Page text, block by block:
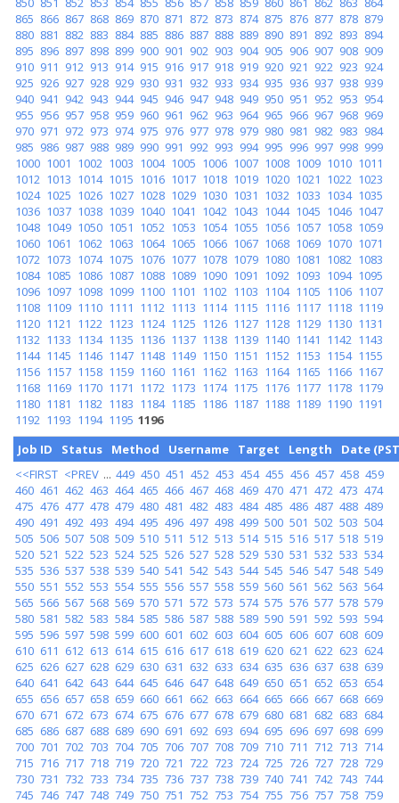
865 866 867 868 869 870 871 872 873 874 875 876 877 878 879
880 881 882 883 884 885 886 887 888 889 890 891 892 893 894
895 896 897 898 899 900 901 902 903 904 905 906 907 908 909
910 911 912 913 914 915 916 917 918 919 920 921 922 923 924
925 926 927 928 929 930 931 932 933 934 935 936 937 938 939
940 941 942 943 944 945 946 947 948 949 950 951 952 953 954
955 956 957 958 959 960 961 962 963 964 965 966 967 968 969
970 971 972 973 974 975 976 977 978 979 980 981 982 983 984
985 986 987 988 989 990 991 992 993 994 995 996 997 998 999
1000 1001 1002 1003 1004 1005 1006 1007 1008 1009 1010 1011
1012 1013 1014 1015 1016 1017 1018 1019 1020 1021 1022 1023
1024 1025 1026 1027 1028 1029 1030 1031 1032 1033 1034 1035
1036 1037 1038 1039 1040 1041 1042 1043 1044 1045 1046 1047
1048 1049 1050 1051 1052 1053 1054 1055 1056 1057 1058 1059
1060 1061 1062 1063 1064 1065 1066 1067 1068 1069 1070 1071
1072 1073 1074 1075 1076 1077 1078 1079 1080 1081 1082 1083
1084 1085 1086 1087 1088 1089 1090 1091 1092 1093 1094 1095
1096 1097 1098 1099 1100 1101 1102 1103 1104 1105 1106 1107
1108 1109 1110 1111 1112 1113 1114 1115 1116 1117 1118 1119
1120 1121 1122 1123 1124 1125 1126 1127 1128 1129 1130 1131
1132 1133 1134 1135 1136 1137 1138 1139 1140 1141 1142 1143
1144 1145 1146 1147 1148 1149 1150 1151 1152 1153 1154 1155
1156 1157 1158 1159 1160 1161 1162 1163 1164 1165 1166 1167
1168 1169 1170 1171 1172 1173 1174 1175 1176 1177 1178 1179
1180 1181 1182 1183 1184 1185 1186 1187 1188 1189 1190 1191
1192 1193 1194 1195 1196
Job ID
Status Method Username Target Length
Date
<<FIRST <PREV ... 449 450 451 452 453 454 455 456 457 458 459
460 461 462 463 464 465 466 467 468 469 470 471 472 473 474
475 476 477 478 479 480 481 482 483 484 485 486 487 488 489
490 491 492 493 494 495 496 497 498 499 500 501 502 503 504
505 506 507 508 509 510 511 512 513 514 515 516 517 518 519
520 521 522 523 524 525 526 527 528 529 530 531 532 533 534
535 536 537 538 539 540 541 542 543 544 545 546 547 548 549
550 551 552 553 554 555 556 557 558 559 560 561 562 563 564
565 566 567 568 569 570 571 572 573 574 575 576 577 578 579
580 581 582 583 584 585 586 587 588 589 590 591 592 593 594
595 596 597 598 599 600 601 602 603 604 605 606 607 608 609
610 611 612 613 614 615 616 617 618 619 620 621 622 623 624
625 626 627 628 629 630 631 632 633 634 635 636 637 638 639
640 641 642 643 644 645 646 647 648 649 650 651 652 653 654
655 656 657 658 659 660 661 662 663 664 665 666 667 668 669
670 671 672 673 674 675 676 677 678 679 680 681 682 683 684
685 686 687 688 689 690 691 692 693 694 695 696 697 698 699
700 701 702 703 704 705 706 707 708 709 710 711 712 713 714
715 716 717 718 719 720 721 722 723 724 725 726 727 728 729
730 731 732 733 734 735 736 737 738 739 740 741 742 743 744
745 746 747 748 749 750 751 752 753 754 755 756 757 758 759